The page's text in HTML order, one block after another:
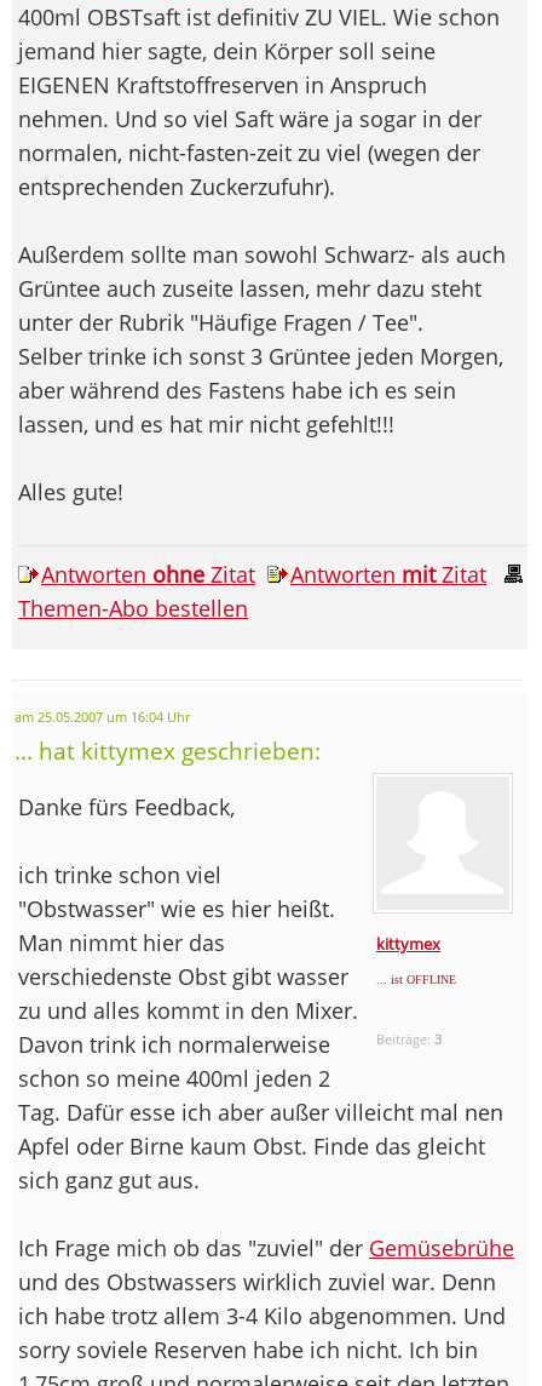
400ml OBSTsaft ist definitiv ZU VIEL. Wie schon
jemand hier sagte, dein Körper soll seine
EIGENEN Kraftstoffreserven in Anspruch
nehmen. Und so viel Saft wäre ja sogar in der
normalen, nicht-fasten-zeit zu viel (wegen der
entsprechenden Zuckerzufuhr).
Außerdem sollte man sowohl Schwarz- als auch
Grüntee auch zuseite lassen, mehr dazu steht
unter der Rubrik "Häufige Fragen / Tee".
Selber trinke ich sonst 3 Grüntee jeden Morgen,
aber während des Fastens habe ich es sein
lassen, und es hat mir nicht gefehlt!!!
Alles gute!
Antworten ohne Zitat Antworten mitZitat
Themen-Abo bestellen
am 25.05.2007 um 16:04 Uhr
... hat kittymex geschrieben:
kittymex
... ist OFFLINE
Beiträge:3
Danke fürs Feedback,
ich trinke schon viel
"Obstwasser" wie es hier heißt.
Man nimmt hier das
verschiedenste Obst gibt wasser
zu und alles kommt in den Mixer.
Davon trink ich normalerweise
schon so meine 400ml jeden 2
Tag. Dafür esse ich aber außer villeicht mal nen
Apfel oder Birne kaum Obst. Finde das gleicht
sich ganz gut aus.
Ich Frage mich ob das "zuviel" der Gemüsebrühe
und des Obstwassers wirklich zuviel war. Denn
ich habe trotz allem 3-4 Kilo abgenommen. Und
sorry soviele Reserven habe ich nicht. Ich bin